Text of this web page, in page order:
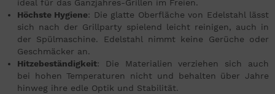
ideal für das Ganzjahres-Grillen im Freien.
Höchste Hygiene: Die glatte Oberfläche von Edelstahl lässt
sich nach der Grillparty spielend leicht reinigen, auch in
der Spülmaschine. Edelstahl nimmt keine Gerüche oder
Geschmäcker an.
Hitzebeständigkeit: Die Materialien verziehen sich auch
bei hohen Temperaturen nicht und behalten über Jahre
hinweg ihre edle Optik und Stabilität.